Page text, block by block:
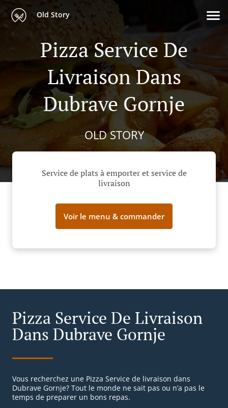
Old Story
Pizza Service De
Livraison Dans
Dubrave Gornje
OLD STORY
Service de plats à emporter et service de
livraison
Voir le menu & commander
Pizza Service De Livraison
Dans Dubrave Gornje
Vous recherchez une Pizza Service de livraison dans
Dubrave Gornje? Tout le monde ne sait pas ou n’a pas le
temps de preparer un bons repas.